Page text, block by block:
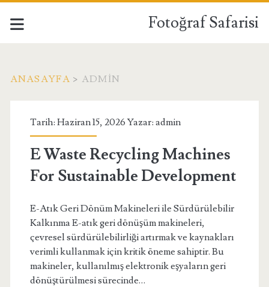
Fotoğraf Safarisi
ANASAYFA > ADMIN
Yazar:
<span>admin</span>
Tarih: Haziran 15, 2026 Yazar: admin
E Waste Recycling Machines
For Sustainable Development
E-Atık Geri Dönüm Makineleri ile Sürdürülebilir
Kalkınma E-atık geri dönüşüm makineleri,
çevresel sürdürülebilirliği artırmak ve kaynakları
verimli kullanmak için kritik öneme sahiptir. Bu
makineler, kullanılmış elektronik eşyaların geri
dönüştürülmesi sürecinde…